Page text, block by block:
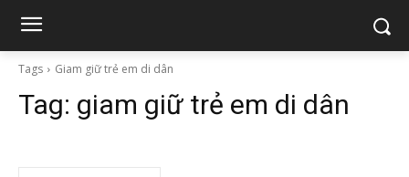
Tags Giam giữ trẻ em di dân
Tag: giam giữ trẻ em di dân